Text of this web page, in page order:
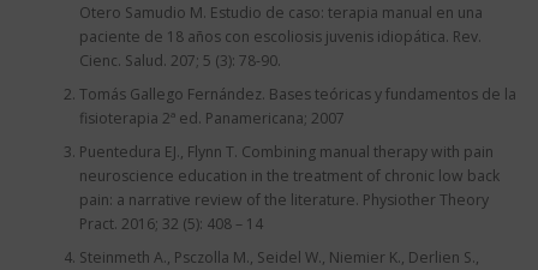
Otero Samudio M. Estudio de caso: terapia manual en una
paciente de 18 años con escoliosis juvenis idiopática. Rev.
Cienc. Salud. 207; 5 (3): 78-90.
Tomás Gallego Fernández. Bases teóricas y fundamentos de la
fisioterapia 2ª ed. Panamericana; 2007
Puentedura EJ., Flynn T. Combining manual therapy with pain
neuroscience education in the treatment of chronic low back
pain: a narrative review of the literature. Physiother Theory
Pract. 2016; 32 (5): 408 – 14
Steinmeth A., Psczolla M., Seidel W., Niemier K., Derlien S.,